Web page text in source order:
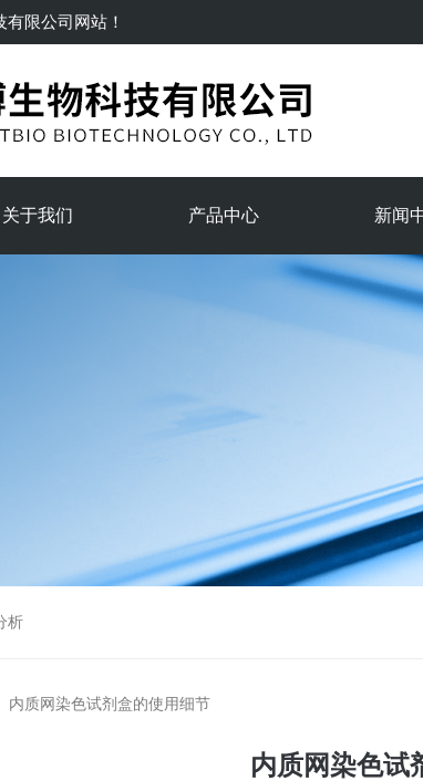
有限公司网站！
关于我们 产品中心 新闻
析
内质网染色试剂盒的使用细节
内质网染色试